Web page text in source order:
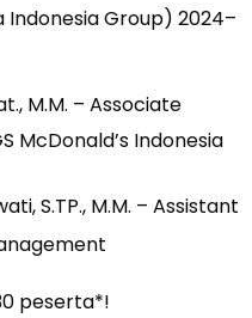
Indonesia Group) 2024–
M.M. – Associate
McDonald’s Indonesia
S.TP., M.M. – Assistant
peserta*!